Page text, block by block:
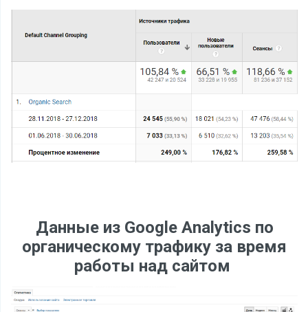
Данные из Google Analytics по
органическому трафику за время
работы над сайтом